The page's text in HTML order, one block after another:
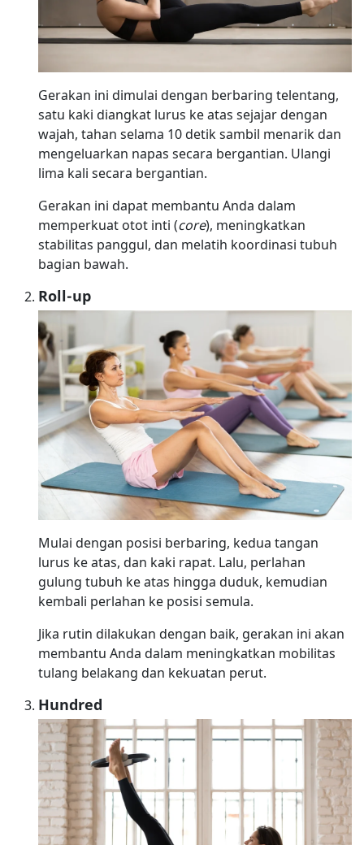
Gerakan ini dimulai dengan berbaring telentang,
satu kaki diangkat lurus ke atas sejajar dengan
wajah, tahan selama 10 detik sambil menarik dan
mengeluarkan napas secara bergantian. Ulangi
lima kali secara bergantian.
Gerakan ini dapat membantu Anda dalam
memperkuat otot inti (core), meningkatkan
stabilitas panggul, dan melatih koordinasi tubuh
bagian bawah.
Roll-up
Mulai dengan posisi berbaring, kedua tangan
lurus ke atas, dan kaki rapat. Lalu, perlahan
gulung tubuh ke atas hingga duduk, kemudian
kembali perlahan ke posisi semula.
Jika rutin dilakukan dengan baik, gerakan ini akan
membantu Anda dalam meningkatkan mobilitas
tulang belakang dan kekuatan perut.
Hundred